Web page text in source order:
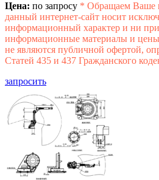
Цена: по запросу * Обращаем Ваше
данный интернет-сайт носит
информационный характер и ни
информационные материалы и
не являются публичной офертой,
Статей 435 и 437 Гражданского
запросить